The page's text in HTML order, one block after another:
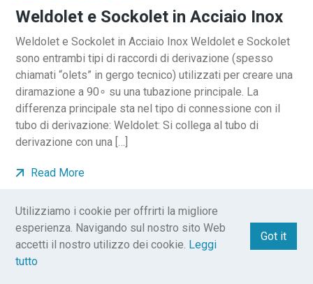
Weldolet e Sockolet in Acciaio Inox
Weldolet e Sockolet in Acciaio Inox Weldolet e Sockolet
sono entrambi tipi di raccordi di derivazione (spesso
chiamati “olets” in gergo tecnico) utilizzati per creare una
diramazione a 90∘ su una tubazione principale. La
differenza principale sta nel tipo di connessione con il
tubo di derivazione: Weldolet: Si collega al tubo di
derivazione con una […]
Read More
Utilizziamo i cookie per offrirti la migliore
esperienza. Navigando sul nostro sito Web
accetti il ​​nostro utilizzo dei cookie. Leggi
tutto
Got it